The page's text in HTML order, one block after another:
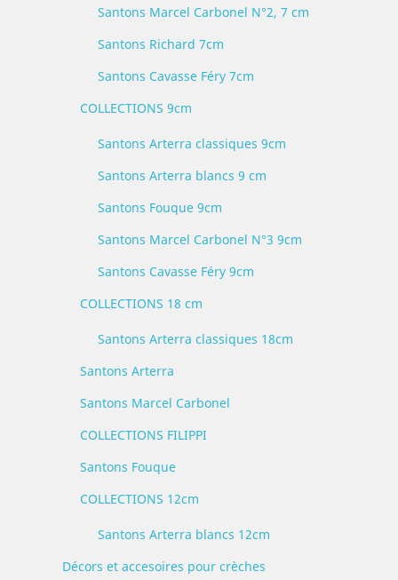
Santons Marcel Carbonel N°2, 7 cm
Santons Richard 7cm
Santons Cavasse Féry 7cm
COLLECTIONS 9cm
Santons Arterra classiques 9cm
Santons Arterra blancs 9 cm
Santons Fouque 9cm
Santons Marcel Carbonel N°3 9cm
Santons Cavasse Féry 9cm
COLLECTIONS 18 cm
Santons Arterra classiques 18cm
Santons Arterra
Santons Marcel Carbonel
COLLECTIONS FILIPPI
Santons Fouque
COLLECTIONS 12cm
Santons Arterra blancs 12cm
Décors et accesoires pour crèches